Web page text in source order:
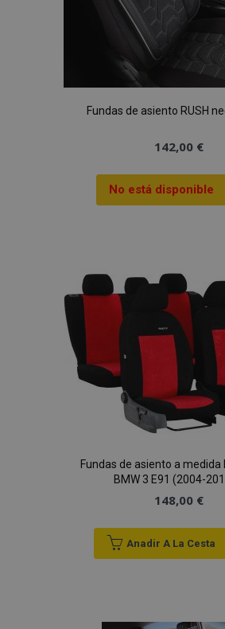
Fundas de asiento RUSH
142,00 €
No está disponible
Fundas de asiento a medida
BMW 3 E91 (2004-
148,00 €
Anadir A La Cesta